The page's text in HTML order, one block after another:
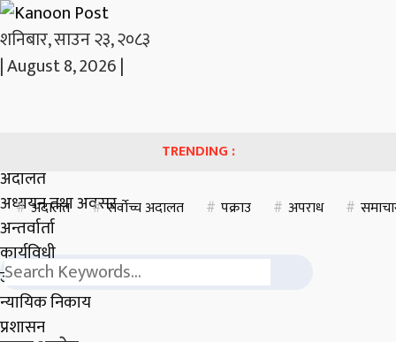
शनिबार, साउन २३, २०८३
|August 8, 2026|
अदालत
अध्ययन तथा अवसर
अन्तर्वार्ता
कार्यविधी
जानकारी
न्यायिक निकाय
प्रशासन
TRENDING :
अदालत सर्वाेच्च अदालत पक्राउ अपराध